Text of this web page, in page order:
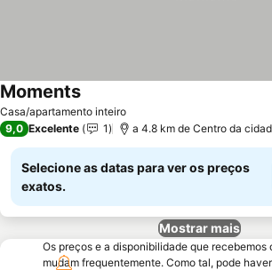
Casa/apartamento inteiro
Moments
9,0 Excelente 1 a 4.8 km de Centro da
Selecione as datas para ver os preços
exatos.
Mostrar mais
Os preços e a disponibilidade que recebemos
mudam frequentemente. Como tal, pode